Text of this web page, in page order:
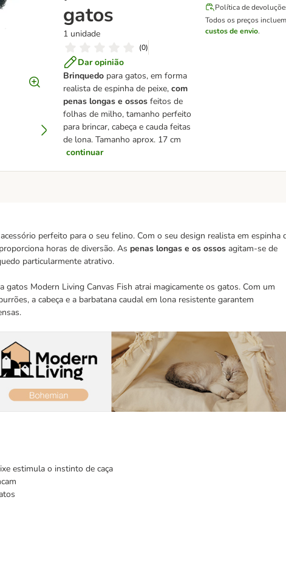
gatos
1 unidade
(0)
Dar opinião
Brinquedo para gatos, em forma
realista de espinha de peixe,com
penas longas e ossosfeitos de
folhas de milho, tamanho perfeito
para brincar, cabeça e cauda feitas
de lona. Tamanho aprox. 17 cm
continuar
Política de
Todos os preços
custos de envio.
perfeito para o seu felino. Com o seu design realista em espinha
horas de diversão. As penas longas e os ossos agitam-se de
particularmente atrativo.
gatos Modern Living Canvas Fish atrai magicamente os gatos. Com um
a cabeça e a barbatana caudal em lona resistente garantem
estimula o instinto de caça